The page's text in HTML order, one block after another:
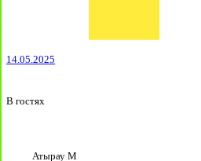
14.05.2025
В гостях
Атырау М